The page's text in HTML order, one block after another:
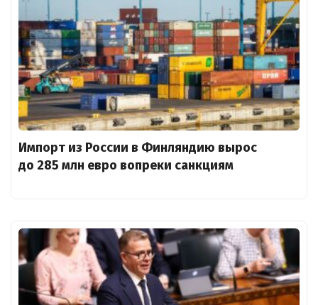
Импорт из России в Финляндию вырос
до 285 млн евро вопреки санкциям